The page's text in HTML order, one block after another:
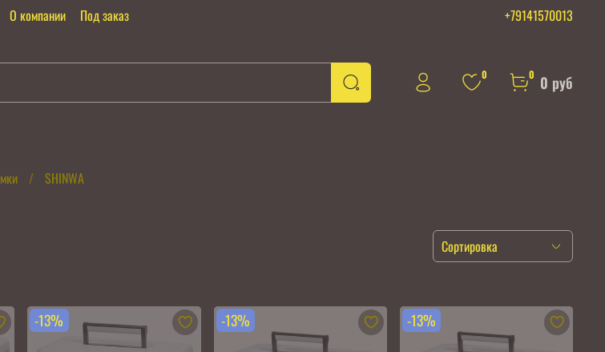
О компании Под заказ +79141570013
0 0 0 руб
SHINWA
-13% -13% -13%